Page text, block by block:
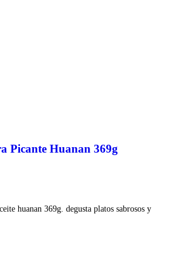
Picante Huanan 369g
huanan 369g. degusta platos sabrosos y